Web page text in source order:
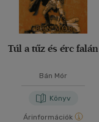
Túl a tűz és érc falán
Bán Mór
Könyv
Árinformációk